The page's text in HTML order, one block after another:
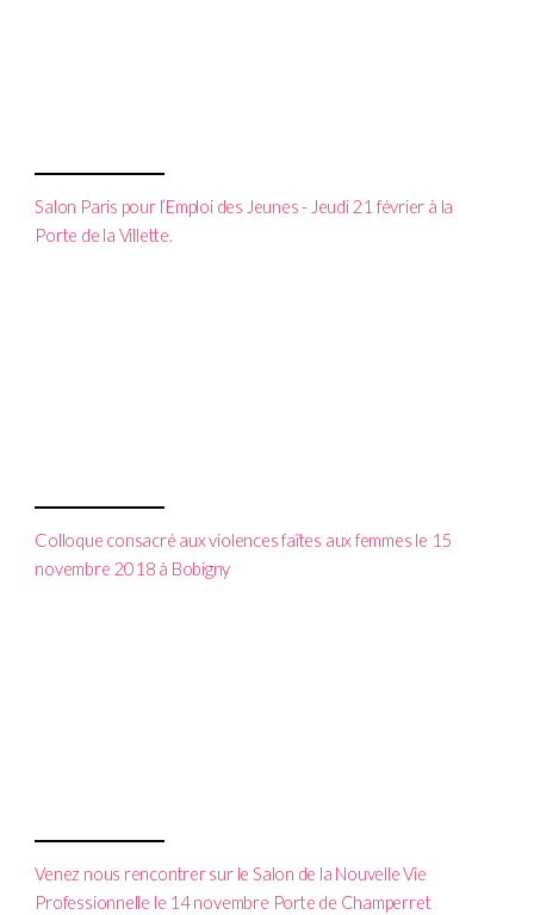
Salon Paris pour l’Emploi des Jeunes - Jeudi 21 février à la
Porte de la Villette.
Colloque consacré aux violences faîtes aux femmes le 15
novembre 2018 à Bobigny
Venez nous rencontrer sur le Salon de la Nouvelle Vie
Professionnelle le 14 novembre Porte de Champerret